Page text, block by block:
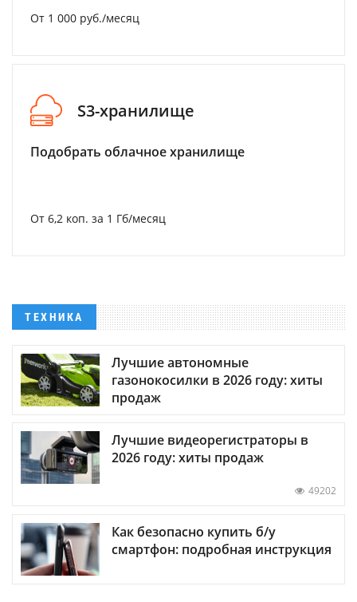
От 1 000 руб./месяц
S3-хранилище
Подобрать облачное хранилище
От 6,2 коп. за 1 Гб/месяц
ТЕХНИКА
Лучшие автономные
газонокосилки в 2026 году: хиты
продаж
Лучшие видеорегистраторы в
2026 году: хиты продаж
49202
Как безопасно купить б/у
смартфон: подробная инструкция